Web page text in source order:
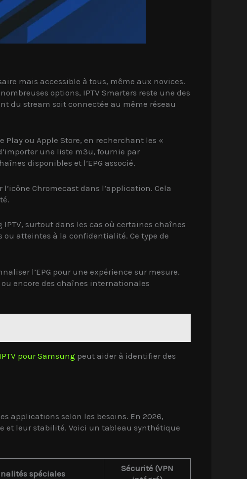
mais accessible à tous, même aux novices.
options, IPTV Smarters reste une des
du stream soit connectée au même réseau
Play ou Apple Store, en recherchant les «
une liste m3u, fournie par
disponibles et l’EPG associé.
Chromecast dans l’application. Cela
surtout dans les cas où certaines chaînes
ou atteintes à la confidentialité. Ce type de
l’EPG pour une expérience sur mesure.
encore des chaînes internationales
pour Samsung peut aider à identifier des
applications selon les besoins. En 2026,
et leur stabilité. Voici un tableau synthétique
spéciales
Sécurité (VPN